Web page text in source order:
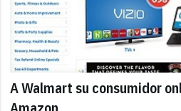
A Walmart su consumidor